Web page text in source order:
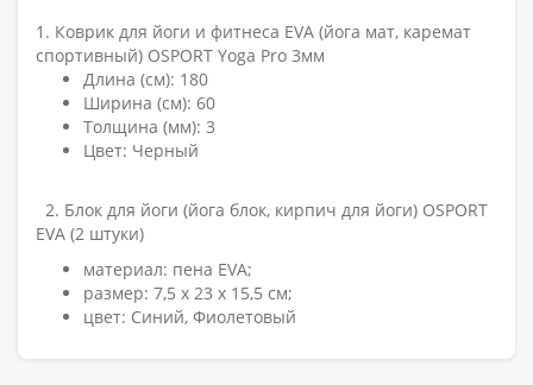
1. Коврик для йоги и фитнеса EVA (йога мат, каремат
спортивный) OSPORT Yoga Pro 3мм
Длина (см): 180
Ширина (см): 60
Толщина (мм): 3
Цвет: Черный
2. Блок для йоги (йога блок, кирпич для йоги) OSPORT
EVA (2 штуки)
материал: пена EVA;
размер: 7,5 х 23 х 15,5 см;
цвет: Синий, Фиолетовый